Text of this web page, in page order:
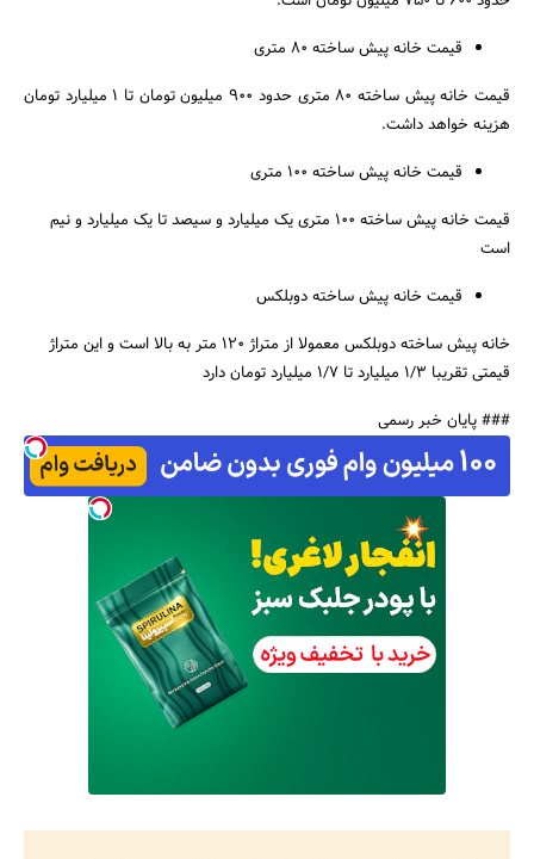
قیمت خانه پیش ساخته 80 متری
قیمت خانه پیش ساخته 80 متری حدود 900 میلیون تومان تا 1 میلیارد تومان
هزینه خواهد داشت.
قیمت خانه پیش ساخته 100 متری
قیمت خانه پیش ساخته 100 متری یک میلیارد و سیصد تا یک میلیارد و نیم
است
قیمت خانه پیش ساخته دوبلکس
خانه پیش ساخته دوبلکس معمولا از متراژ 120 متر به بالا است و این متراژ
قیمتی تقریبا 1/3 میلیارد تا 1/7 میلیارد تومان دارد
### پایان خبر رسمی